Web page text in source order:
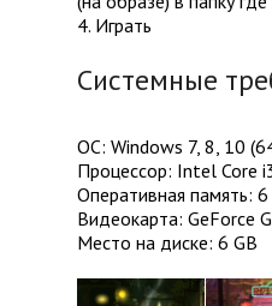
4. Играть
Системные
ОС: Windows 7, 8, 10
Процессор: Intel Core
Оперативная память:
Видеокарта: GeForce
Место на диске: 6 GB